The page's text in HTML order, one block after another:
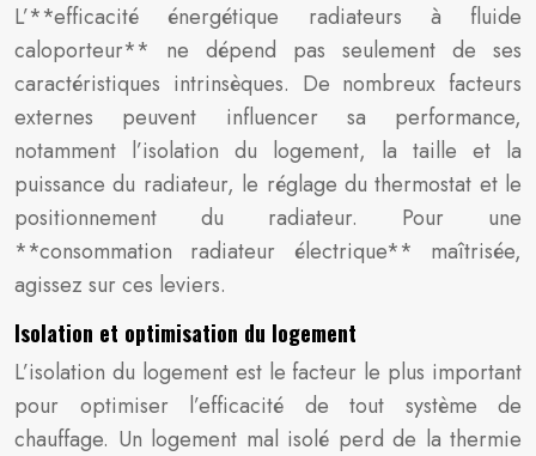
L’**efficacité énergétique radiateurs à fluide
caloporteur** ne dépend pas seulement de ses
caractéristiques intrinsèques. De nombreux facteurs
externes peuvent influencer sa performance,
notamment l’isolation du logement, la taille et la
puissance du radiateur, le réglage du thermostat et le
positionnement du radiateur. Pour une
**consommation radiateur électrique** maîtrisée,
agissez sur ces leviers.
Isolation et optimisation du logement
L’isolation du logement est le facteur le plus important
pour optimiser l’efficacité de tout système de
chauffage. Un logement mal isolé perd de la thermie